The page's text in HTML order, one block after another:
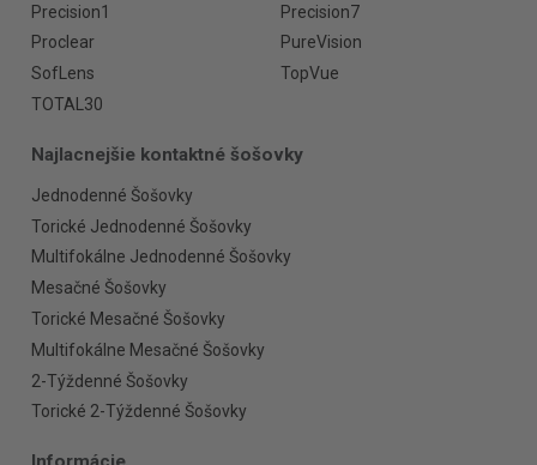
Precision1
Precision7
Proclear
PureVision
SofLens
TopVue
TOTAL30
Najlacnejšie kontaktné šošovky
Jednodenné Šošovky
Torické Jednodenné Šošovky
Multifokálne Jednodenné Šošovky
Mesačné Šošovky
Torické Mesačné Šošovky
Multifokálne Mesačné Šošovky
2-Týždenné Šošovky
Torické 2-Týždenné Šošovky